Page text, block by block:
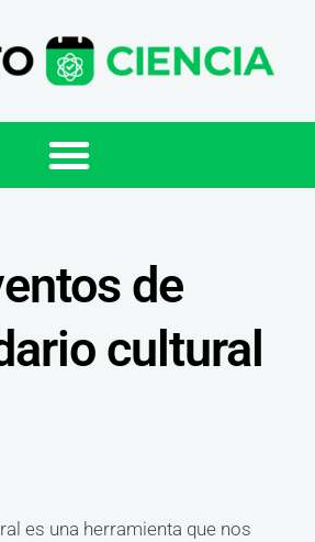
de
cultural
es una herramienta que nos